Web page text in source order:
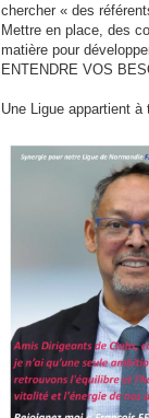
chercher « des
Mettre en place, des
matière pour
ENTENDRE VOS
Une Ligue appartient